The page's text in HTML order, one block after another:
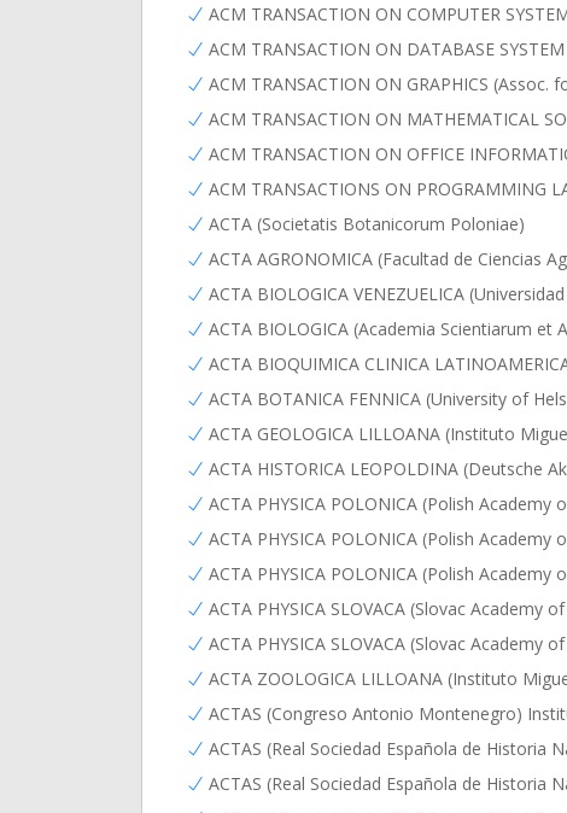
ACM TRANSACTION ON COMPUTER
ACM TRANSACTION ON DATABASE
ACM TRANSACTION ON GRAPHICS (Assoc.
ACM TRANSACTION ON MATHEMATICAL
ACM TRANSACTION ON OFFICE
ACM TRANSACTIONS ON PROGRAMMING
ACTA (Societatis Botanicorum Poloniae)
ACTA AGRONOMICA (Facultad de Ciencias
ACTA BIOLOGICA VENEZUELICA
ACTA BIOLOGICA (Academia Scientiarum et
ACTA BIOQUIMICA CLINICA
ACTA BOTANICA FENNICA (University of
ACTA GEOLOGICA LILLOANA (Instituto
ACTA HISTORICA LEOPOLDINA (Deutsche
ACTA PHYSICA POLONICA (Polish Academy
ACTA PHYSICA POLONICA (Polish Academy
ACTA PHYSICA POLONICA (Polish Academy
ACTA PHYSICA SLOVACA (Slovac Academy
ACTA PHYSICA SLOVACA (Slovac Academy
ACTA ZOOLOGICA LILLOANA (Instituto
ACTAS (Congreso Antonio Montenegro)
ACTAS (Real Sociedad Española de Historia
ACTAS (Real Sociedad Española de Historia